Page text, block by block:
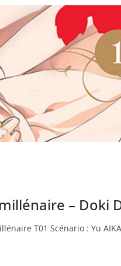
– Doki
T01 Scénario : Yu